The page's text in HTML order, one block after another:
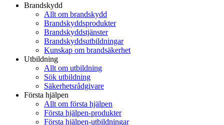
Brandskydd
Allt om brandskydd
Brandskyddsprodukter
Brandskyddstjänster
Brandskyddsutbildningar
Kunskap om brandsäkerhet
Utbildning
Allt om utbildning
Sök utbildning
Säkerhetsrådgivare
Första hjälpen
Allt om första hjälpen
Första hjälpen-produkter
Första hjälpen-utbildningar